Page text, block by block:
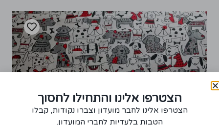
הצטרפו אלינו והתחילו לחסוך
הצטרפו אלינו לחבר מועדון וצברו נקודות, קבלו
הטבות בלעדיות לחברי המועדון.